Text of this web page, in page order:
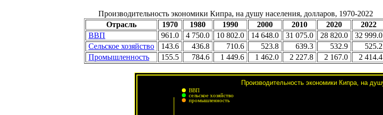
Производительность экономики Кипра, на душу населения, долларов, 1970-2022
Отрасль
1970 1980 1990 2000 2010 2020
2022
ВВП
961.0 4 750.0 10 802.0 14 648.0 31 075.0 28 820.0
32 999.0
Сельское хозяйство
143.6 436.8 710.6 523.8 639.3 532.9
525.2
Промышленность
155.5 784.6 1 449.6 1 462.0 2 227.8 2 167.0 2 414.4